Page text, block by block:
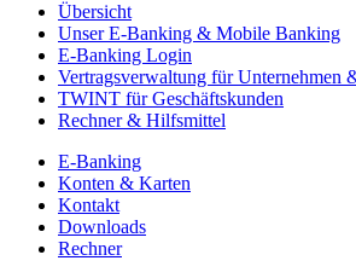
Übersicht
Unser E-Banking & Mobile Banking
E-Banking Login
Vertragsverwaltung für Unternehmen
TWINT für Geschäftskunden
Rechner & Hilfsmittel
E-Banking
Konten & Karten
Kontakt
Downloads
Rechner